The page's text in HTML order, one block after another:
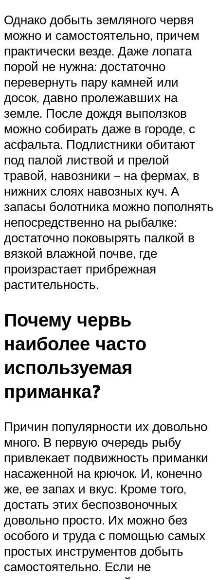
Однако добыть земляного червя
можно и самостоятельно, причем
практически везде. Даже лопата
порой не нужна: достаточно
перевернуть пару камней или
досок, давно пролежавших на
земле. После дождя выползков
можно собирать даже в городе, с
асфальта. Подлистники обитают
под палой листвой и прелой
травой, навозники – на фермах, в
нижних слоях навозных куч. А
запасы болотника можно пополнять
непосредственно на рыбалке:
достаточно поковырять палкой в
вязкой влажной почве, где
произрастает прибрежная
растительность.
Почему червь
наиболее часто
используемая
приманка?
Причин популярности их довольно
много. В первую очередь рыбу
привлекает подвижность приманки
насаженной на крючок. И, конечно
же, ее запах и вкус. Кроме того,
достать этих беспозвоночных
довольно просто. Их можно без
особого и труда с помощью самых
простых инструментов добыть
самостоятельно. Если не